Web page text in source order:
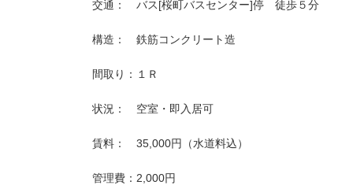
交通： バス[桜町バスセンター]停 徒歩５分
構造： 鉄筋コンクリート造
間取り：１Ｒ
状況： 空室・即入居可
賃料： 35,000円（水道料込）
管理費：2,000円